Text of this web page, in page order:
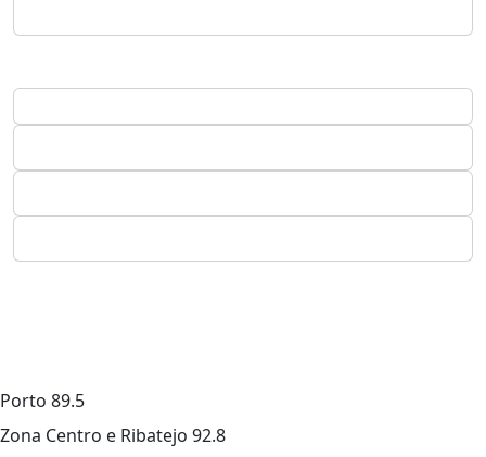
Porto 89.5
Zona Centro e Ribatejo 92.8